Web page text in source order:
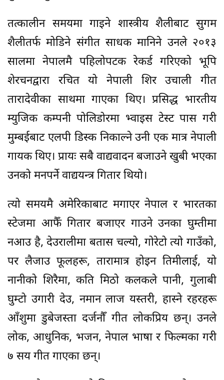
तत्कालीन समयमा गाइने शास्त्रीय शैलीबाट सुगम
शैलीतर्फ मोडिने संगीत साधक मानिने उनले २०१३
सालमा नेपालमै पहिलोपटक रेकर्ड गरिएको भूपि
शेरचनद्वारा रचित यो नेपाली शिर उचाली गीत
तारादेवीका साथमा गाएका थिए। प्रसिद्ध भारतीय
म्युजिक कम्पनी पोलिडोरमा भ्वाइस टेस्ट पास गरी
मुम्बईबाट एलपी डिस्क निकाल्ने उनी एक मात्र नेपाली
गायक थिए। प्रायः सबै वाद्यवादन बजाउने खुबी भएका
उनको मनपर्ने वाद्ययन्त्र गितार थियो।
त्यो समयमै अमेरिकाबाट मगाएर नेपाल र भारतका
स्टेजमा आफैँ गितार बजाएर गाउने उनका घुम्तीमा
नआउ है, देउरालीमा बतास चल्यो, गोरेटो त्यो गाउँको,
पर लैजाउ फूलहरू, तारामात्र होइन तिमीलाई, यो
नानीको शिरैमा, कति मिठो कलकले पानी, गुलाबी
घुम्टो उगारी देउ, नमान लाज यस्तरी, हास्ने रहरहरू
आँशुमा डुबेजस्ता दर्जनौँ गीत लोकप्रिय छन्। उनले
लोक, आधुनिक, भजन, नेपाल भाषा र फिल्मका गरी
७ सय गीत गाएका छन्।